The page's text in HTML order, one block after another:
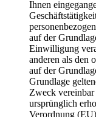
Ihnen
auf der
Einwilligung
anderen als den
auf der
Grundlage
Zweck vereinbar
ursprünglich
Verordnung